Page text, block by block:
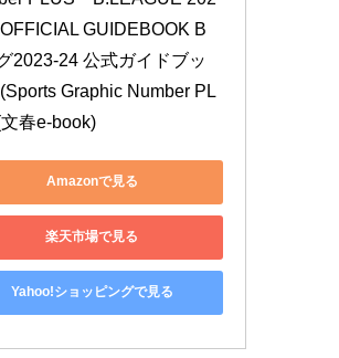
GUIDEBOOK B
2023-24 公式ガイドブッ
Graphic Number PL
春e-book)
Amazonで見る
楽天市場で見る
Yahoo!ショッピングで見る